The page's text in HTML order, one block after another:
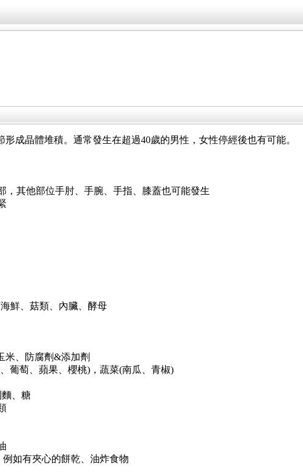
成晶體堆積。通常發生在超過40歲的男性，女性停經後也有可能。
，其他部位手肘、手腕、手指、膝蓋也可能發生
鮮、菇類、內臟、酵母
米、防腐劑&添加劑
葡萄、蘋果、櫻桃)，蔬菜(南瓜、青椒)
、糖
如有夾心的餅乾、油炸食物